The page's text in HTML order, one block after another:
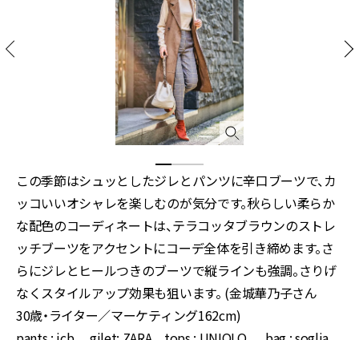
この季節はシュッとしたジレとパンツに辛口ブーツで、カ
ッコいいオシャレを楽しむのが気分です。秋らしい柔らか
な配色のコーディネートは、テラコッタブラウンのストレ
ッチブーツをアクセントにコーデ全体を引き締めます。さ
らにジレとヒールつきのブーツで縦ラインも強調。さりげ
なくスタイルアップ効果も狙います。 (金城華乃子さん
30歳・ライター／マーケティング162cm)